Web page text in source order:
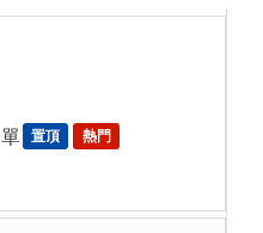
置頂 熱門